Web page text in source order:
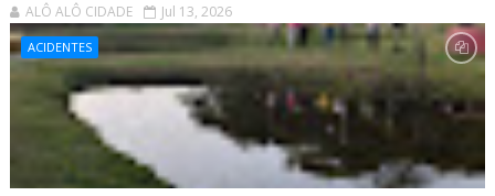
ALÔ ALÔ CIDADE Jul 13, 2026
ACIDENTES